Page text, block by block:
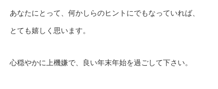
あなたにとって、何かしらのヒントにでもなっていれば、
とても嬉しく思います。
心穏やかに上機嫌で、良い年末年始を過ごして下さい。